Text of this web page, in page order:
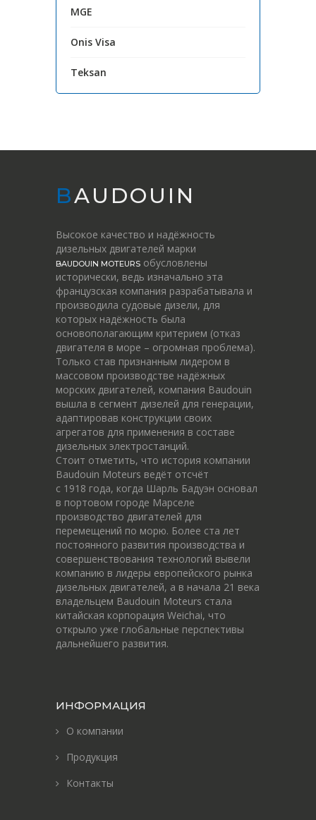
MGE
Onis Visa
Teksan
BAUDOUIN
Высокое качество и надёжность
дизельных двигателей марки
BAUDOUIN MOTEURS обусловлены
исторически, ведь изначально эта
французская компания разрабатывала и
производила судовые дизели, для
которых надёжность была
основополагающим критерием (отказ
двигателя в море – огромная проблема).
Только став признанным лидером в
массовом производстве надёжных
морских двигателей, компания Baudouin
вышла в сегмент дизелей для генерации,
адаптировав конструкции своих
агрегатов для применения в составе
дизельных электростанций.
Стоит отметить, что история компании
Baudouin Moteurs ведёт отсчёт
c 1918 года, когда Шарль Бадуэн основал
в портовом городе Марселе
производство двигателей для
перемещений по морю. Более ста лет
постоянного развития производства и
совершенствования технологий вывели
компанию в лидеры европейского рынка
дизельных двигателей, а в начала 21 века
владельцем Baudouin Moteurs стала
китайская корпорация Weichai, что
открыло уже глобальные перспективы
дальнейшего развития.
ИНФОРМАЦИЯ
О компании
Продукция
Контакты